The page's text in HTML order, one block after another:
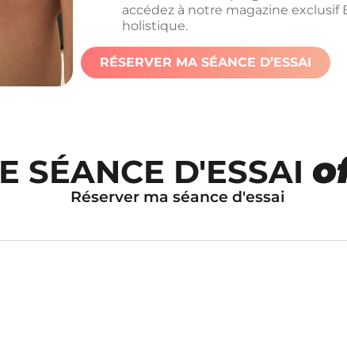
accédez à notre magazine exclusif
holistique.
RÉSERVER MA SÉANCE D’ESSAI
SÉANCE D'ESSAI
Réserver ma séance d'essai